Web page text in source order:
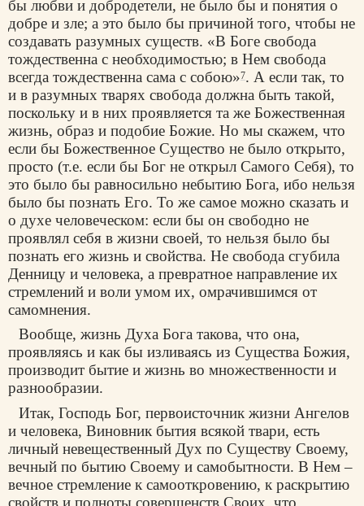
бы любви и добродетели, не было бы и понятия о
добре и зле; а это было бы причиной того, чтобы не
создавать разумных существ. «В Боге свобода
тождественна с необходимостью; в Нем свобода
всегда тождественна сама с собою»7. А если так, то
и в разумных тварях свобода должна быть такой,
поскольку и в них проявляется та же Божественная
жизнь, образ и подобие Божие. Но мы скажем, что
если бы Божественное Существо не было открыто,
просто (т.е. если бы Бог не открыл Самого Себя), то
это было бы равносильно небытию Бога, ибо нельзя
было бы познать Его. То же самое можно сказать и
о духе человеческом: если бы он свободно не
проявлял себя в жизни своей, то нельзя было бы
познать его жизнь и свойства. Не свобода сгубила
Денницу и человека, а превратное направление их
стремлений и воли умом их, омрачившимся от
самомнения.
Вообще, жизнь Духа Бога такова, что она,
проявляясь и как бы изливаясь из Существа Божия,
производит бытие и жизнь во множественности и
разнообразии.
Итак, Господь Бог, первоисточник жизни Ангелов
и человека, Виновник бытия всякой твари, есть
личный невещественный Дух по Существу Своему,
вечный по бытию Своему и самобытности. В Нем –
вечное стремление к самооткровению, к раскрытию
свойств и полноты совершенств Своих, что